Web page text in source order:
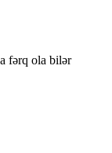
fərq ola bilər